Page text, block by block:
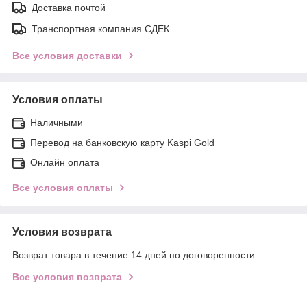
Доставка почтой
Транспортная компания СДЕК
Все условия доставки
Условия оплаты
Наличными
Перевод на банковскую карту Kaspi Gold
Онлайн оплата
Все условия оплаты
Условия возврата
Возврат товара в течение 14 дней по договоренности
Все условия возврата